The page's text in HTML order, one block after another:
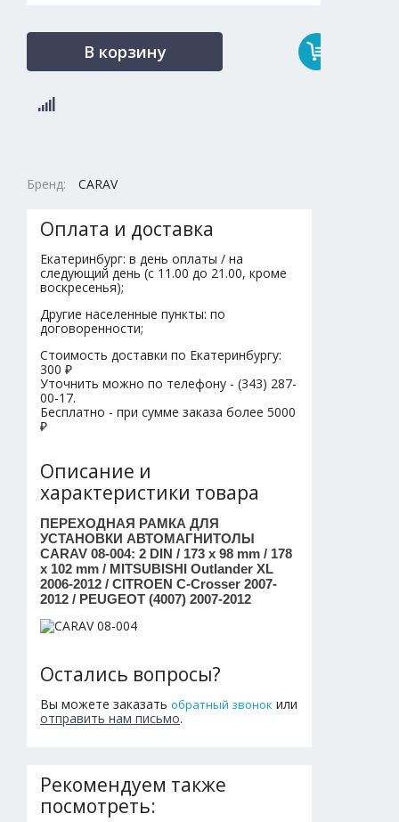
В корзину
Бренд: CARAV
Оплата и доставка
Екатеринбург: в день оплаты / на
следующий день (с 11.00 до 21.00, кроме
воскресенья);
Другие населенные пункты: по
договоренности;
Стоимость доставки по Екатеринбургу:
300 ₽
Уточнить можно по телефону - (343) 287-
00-17.
Бесплатно - при сумме заказа более 5000
₽
Описание и
характеристики товара
ПЕРЕХОДНАЯ РАМКА ДЛЯ
УСТАНОВКИ АВТОМАГНИТОЛЫ
CARAV 08-004: 2 DIN / 173 x 98 mm / 178
x 102 mm / MITSUBISHI Outlander XL
2006-2012 / CITROEN C-Crosser 2007-
2012 / PEUGEOT (4007) 2007-2012
Остались вопросы?
Вы можете заказать обратный звонок или
отправить нам письмо.
Рекомендуем также
посмотреть: